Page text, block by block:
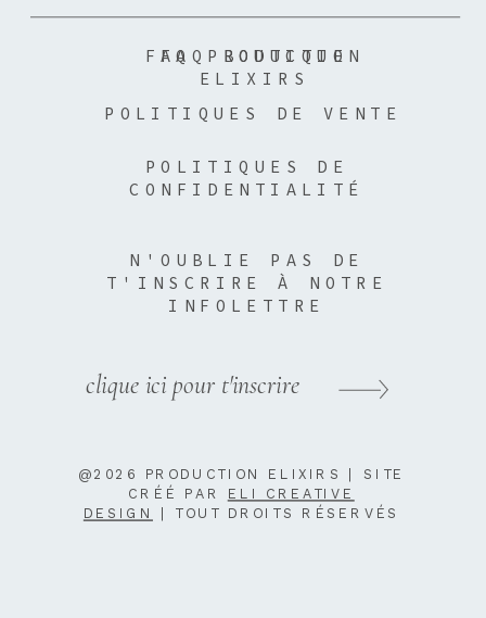
@2026 PRODUCTION ELIXIRS | SITE
CRÉÉ PAR ELI CREATIVE
DESIGN
| TOUT DROITS RÉSERVÉS
clique ici pour t'inscrire
N'OUBLIE PAS DE
T'INSCRIRE À NOTRE
INFOLETTRE
POLITIQUES DE VENTE
POLITIQUES DE
CONFIDENTIALITÉ
FAQ BOUTIQUE
FAQ PRODUCTION
ELIXIRS